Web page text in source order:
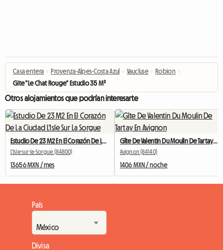
Casa entera › Provenza-Alpes-Costa Azul › Vaucluse › Robion ›
Gite "Le Chat Rouge" Estudio 35 M²
Otros alojamientos que podrían interesarte
Estudio De 23 M2 En El Corazón De La Ciudad L'Isle Sur La Sorgue
L'Isle-sur-la-Sorgue (84800)
13656 MXN / mes
Gîte De Valentin Du Moulin De Tartay En Avignon
Avignon (84140)
1406 MXN / noche
País
Divisa